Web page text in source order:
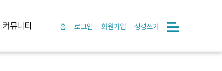
커뮤니티 홈 로그인 회원가입 성경쓰기